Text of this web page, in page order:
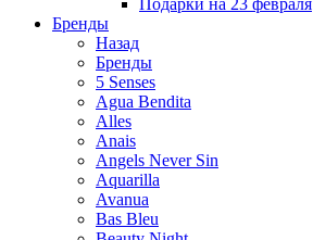
Подарки на 23 февраля
Бренды
Назад
Бренды
5 Senses
Agua Bendita
Alles
Anais
Angels Never Sin
Aquarilla
Avanua
Bas Bleu